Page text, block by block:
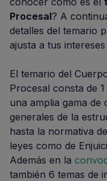
Procesal? A
detalles del temario
ajusta a tus intereses
El temario del
Procesal consta de
una amplia gama de
generales de la
hasta la normativa
leyes como de
Además en la
también 6 temas de